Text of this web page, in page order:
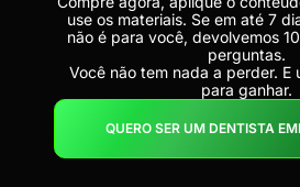
use os materiais. Se em até 7
não é para você, devolvemos
perguntas.
Você não tem nada a perder. E
para ganhar.
QUERO SER UM DENTISTA